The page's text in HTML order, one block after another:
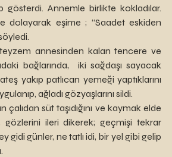
gösterdi. Annemle birlikte kokladılar.
dolayarak eşime ; “Saadet eskiden
bağlarında,  iki sağdaşı sayacak
yakıp patlıcan yemeği yaptıklarını
ağladı gözyaşlarını sildi.
gözlerini ileri dikerek; geçmişi tekrar
gidi günler, ne tatlı idi, bir yel gibi gelip